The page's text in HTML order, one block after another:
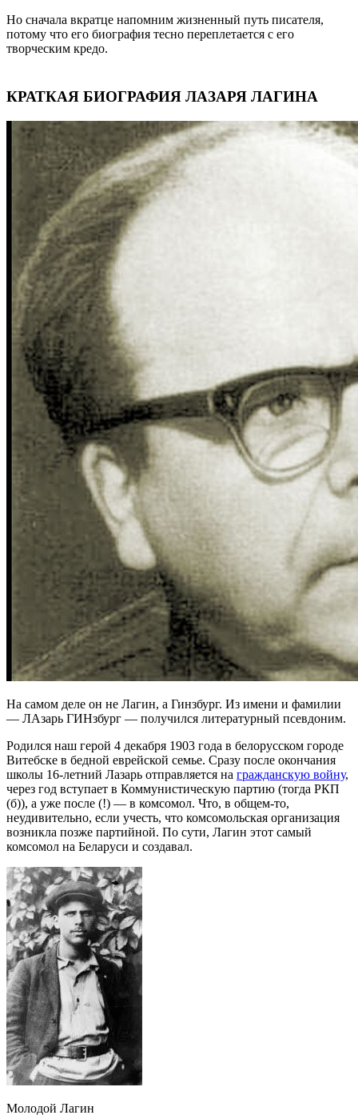
Но сначала вкратце напомним жизненный путь писателя,
потому что его биография тесно переплетается с его
творческим кредо.
КРАТКАЯ БИОГРАФИЯ ЛАЗАРЯ ЛАГИНА
На самом деле он не Лагин, а Гинзбург. Из имени и фамилии
— ЛАзарь ГИНзбург — получился литературный псевдоним.
Родился наш герой 4 декабря 1903 года в белорусском городе
Витебске в бедной еврейской семье. Сразу после окончания
школы 16-летний Лазарь отправляется на гражданскую войну,
через год вступает в Коммунистическую партию (тогда РКП
(б)), а уже после (!) — в комсомол. Что, в общем-то,
неудивительно, если учесть, что комсомольская организация
возникла позже партийной. По сути, Лагин этот самый
комсомол на Беларуси и создавал.
Молодой Лагин